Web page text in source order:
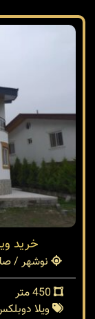
خرید
نوشهر /
ویلا